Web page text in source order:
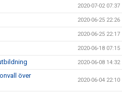
2020-07-02 07:37
2020-06-25 22:26
2020-06-25 22:17
2020-06-18 07:15
2020-06-08 14:32
över
2020-06-04 22:10